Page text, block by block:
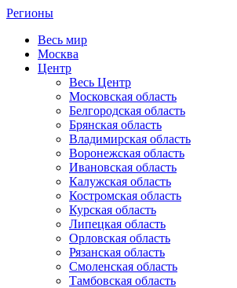
Регионы
Весь мир
Москва
Центр
Весь Центр
Московская область
Белгородская область
Брянская область
Владимирская область
Воронежская область
Ивановская область
Калужская область
Костромская область
Курская область
Липецкая область
Орловская область
Рязанская область
Смоленская область
Тамбовская область